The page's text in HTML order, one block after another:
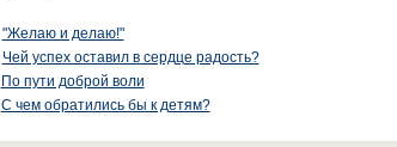
"Желаю и делаю!"
Чей успех оставил в сердце радость?
По пути доброй воли
С чем обратились бы к детям?